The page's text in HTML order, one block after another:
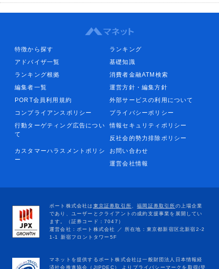
特徴から探す
ランキング
アドバイザ一覧
基礎知識
ランキング根拠
消費者金融ATM検索
編集者一覧
運営方針・編集方針
PORT会員利用規約
外部サービスの利用について
コンプライアンスポリシー
プライバシーポリシー
行動ターゲティング広告につい
て
情報セキュリティポリシー
反社会的勢力排除ポリシー
カスタマーハラスメントポリシ
ー
お問い合わせ
運営会社情報